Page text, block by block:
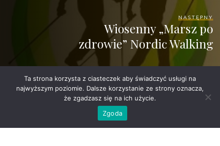
NASTĘPNY
Wiosenny „Marsz po
zdrowie” Nordic Walking
Ta strona korzysta z ciasteczek aby świadczyć usługi na
najwyższym poziomie. Dalsze korzystanie ze strony oznacza,
że zgadzasz się na ich użycie.
Zgoda